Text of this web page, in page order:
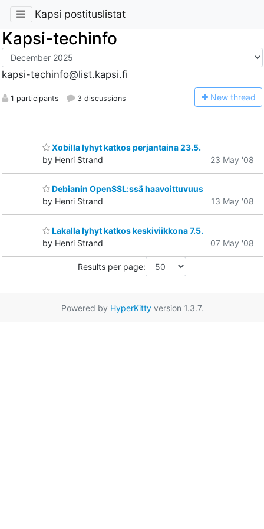
Kapsi postituslistat
Kapsi-techinfo
kapsi-techinfo@list.kapsi.fi
1 participants 3 discussions New thread
Xobilla lyhyt katkos perjantaina 23.5.
by Henri Strand
23 May '08
Debianin OpenSSL:ssä haavoittuvuus
by Henri Strand
13 May '08
Lakalla lyhyt katkos keskiviikkona 7.5.
by Henri Strand
07 May '08
Results per page:
Powered by HyperKittyversion 1.3.7.